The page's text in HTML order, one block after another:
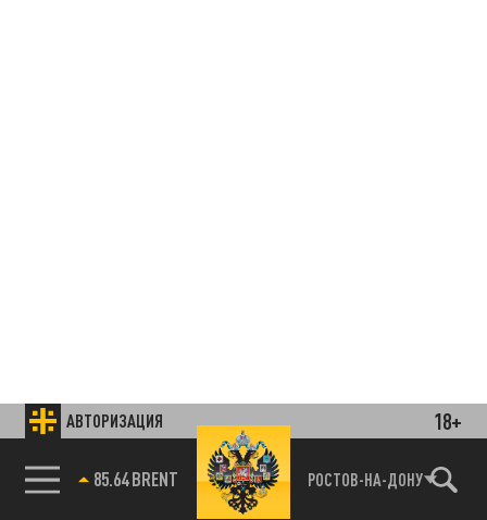
АВТОРИЗАЦИЯ 18+
85.64 BRENT РОСТОВ-НА-ДОНУ